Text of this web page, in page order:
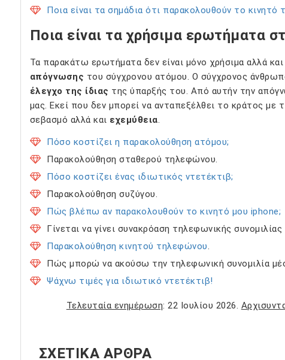
Ποια είναι τα σημάδια ότι παρακολουθούν το κινητό
Ποια είναι τα χρήσιμα ερωτήματα
Τα παρακάτω ερωτήματα δεν είναι μόνο χρήσιμα αλλά και
απόγνωσης του σύγχρονου ατόμου. Ο σύγχρονος
έλεγχο της ίδιας της ύπαρξής του. Από αυτήν την
μας. Εκεί που δεν μπορεί να ανταπεξέλθει το κράτος με
σεβασμό αλλά και εχεμύθεια.
Πόσο κοστίζει η παρακολούθηση ατόμου;
Παρακολούθηση σταθερού τηλεφώνου.
Πόσο κοστίζει ένας ιδιωτικός ντετέκτιβ;
Παρακολούθηση συζύγου.
Πώς βλέπω αν παρακολουθούν το κινητό μου iphone;
Γίνεται να γίνει συνακρόαση τηλεφωνικής
Παρακολούθηση κινητού τηλεφώνου.
Πώς μπορώ να ακούσω την τηλεφωνική συνομιλία
Ψάχνω τιμές για ιδιωτικό ντετέκτιβ!
Τελευταία ενημέρωση: 22 Ιουλίου 2026.
ΣΧΕΤΙΚΆ ΆΡΘΡΑ